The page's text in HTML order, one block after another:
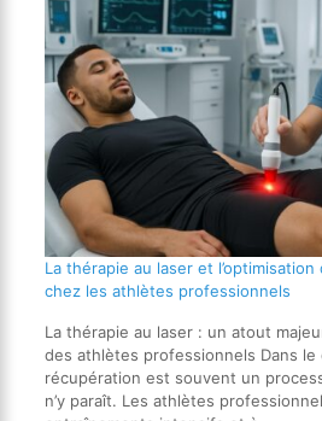
La thérapie au laser et
chez les athlètes professionnels
La thérapie au laser : un atout
des athlètes professionnels Dans le
récupération est souvent un
n’y paraît. Les athlètes